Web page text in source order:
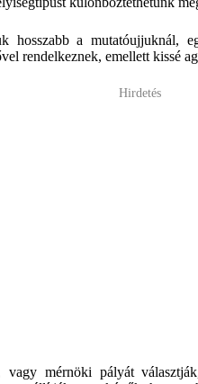
a mutatóujjuknál,
rendelkeznek, emellett kissé
Hirdetés
vagy mérnöki pályát